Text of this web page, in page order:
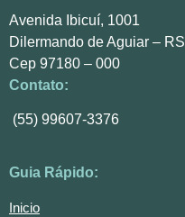
Avenida Ibicuí, 1001
Dilermando de Aguiar – RS
Cep 97180 – 000
Contato:
(55) 99607-3376
Guia Rápido:
Inicio